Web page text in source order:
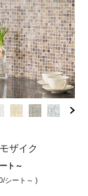
リット
ート )
ザイク
ト～
/シート～ )